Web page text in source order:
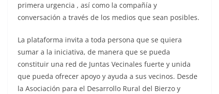
primera urgencia , así como la compañía y
conversación a través de los medios que sean posibles.
La plataforma invita a toda persona que se quiera
sumar a la iniciativa, de manera que se pueda
constituir una red de Juntas Vecinales fuerte y unida
que pueda ofrecer apoyo y ayuda a sus vecinos. Desde
la Asociación para el Desarrollo Rural del Bierzo y